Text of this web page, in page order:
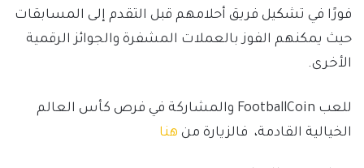
فورًا في تشكيل فريق أحلامهم قبل التقدم إلى المسابقات
حيث يمكنهم الفوز بالعملات المشفرة والجوائز الرقمية
الأخرى.
للعب FootballCoin والمشاركة في فرص كأس العالم
الخيالية القادمة، فالزيارة من هنا